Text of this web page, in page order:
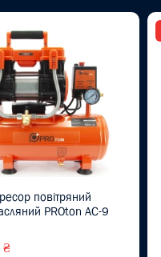
повітряний
PROton AC-9
₴